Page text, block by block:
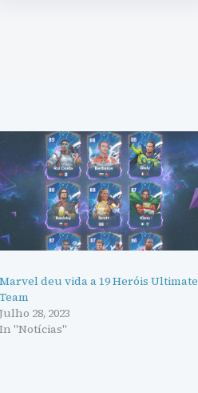
Marvel deu vida a 19 Heróis Ultimate
Team
Julho 28, 2023
In "Notícias"